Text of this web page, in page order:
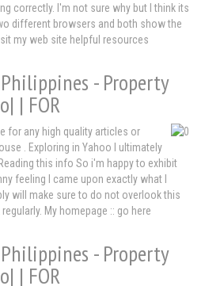
correctly. I'm not sure why but I think its
different browsers and both show the
my web site helpful resources
- Property
| FOR
for any high quality articles or
. Exploring in Yahoo I ultimately
this info So i'm happy to exhibit
feeling I came upon exactly what I
will make sure to do not overlook this
My homepage :: go here
- Property
| FOR